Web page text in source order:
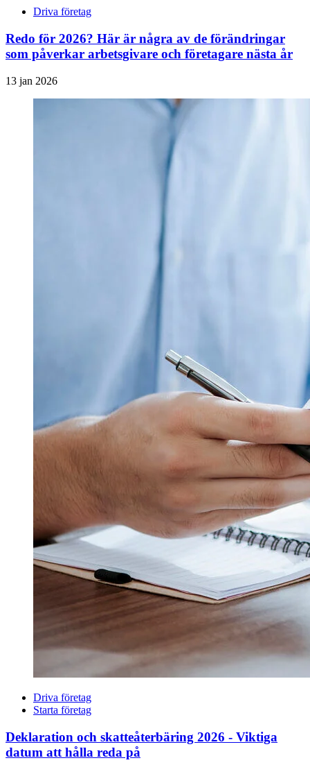
Driva företag
Redo för 2026? Här är några av de förändringar
som påverkar arbetsgivare och företagare nästa år
13 jan 2026
Driva företag
Starta företag
Deklaration och skatteåterbäring 2026 - Viktiga
datum att hålla reda på